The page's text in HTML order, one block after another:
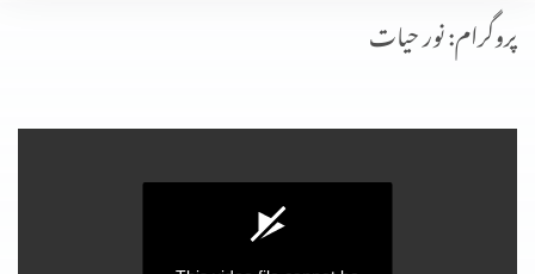
پروگرام: نور حیات